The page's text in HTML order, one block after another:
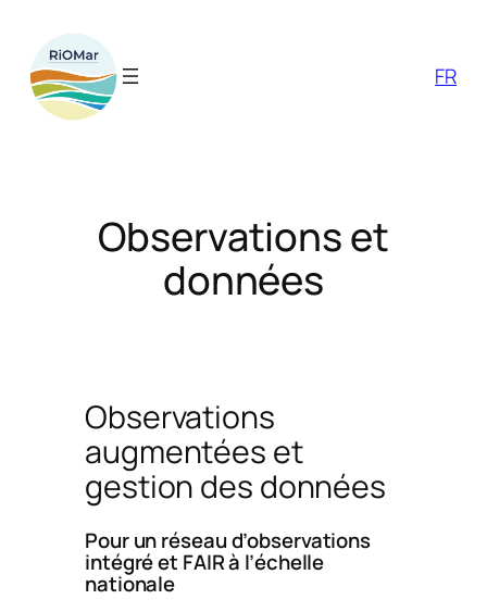
contenu
FR
Observations et
données
Observations
augmentées et
gestion des données
Pour un réseau d’observations
intégré et FAIR à l’échelle
nationale